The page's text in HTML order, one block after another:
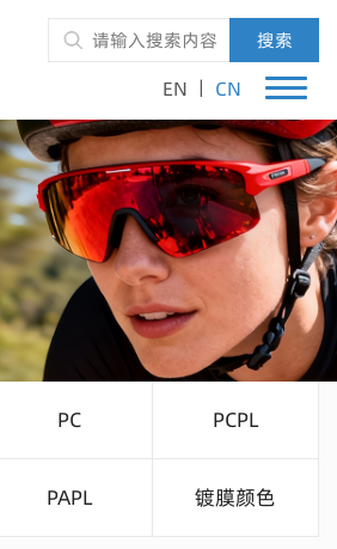
搜索
EN | CN
PC PCPL
PAPL 镀膜颜色